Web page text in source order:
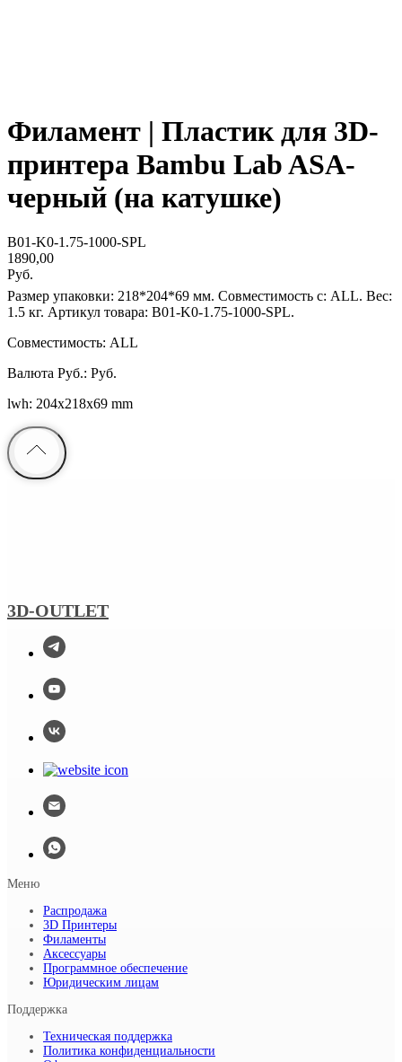
Филамент | Пластик для 3D-
принтера Bambu Lab ASA-
черный (на катушке)
B01-K0-1.75-1000-SPL
1890,00
Руб.
Размер упаковки: 218*204*69 мм. Совместимость с: ALL. Вес:
1.5 кг. Артикул товара: B01-K0-1.75-1000-SPL.
Совместимость: ALL
Валюта Руб.: Руб.
lwh: 204x218x69 mm
3D-OUTLET
Меню
Распродажа
3D Принтеры
Филаменты
Аксессуары
Программное обеспечение
Юридическим лицам
Поддержка
Техническая поддержка
Политика конфиденциальности